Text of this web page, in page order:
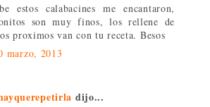
estos calabacines me encantaron,
son muy finos, los rellene de
proximos van con tu receta. Besos
marzo, 2013
dijo...